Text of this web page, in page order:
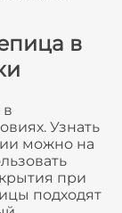
в
Узнать
можно на
при
подходят